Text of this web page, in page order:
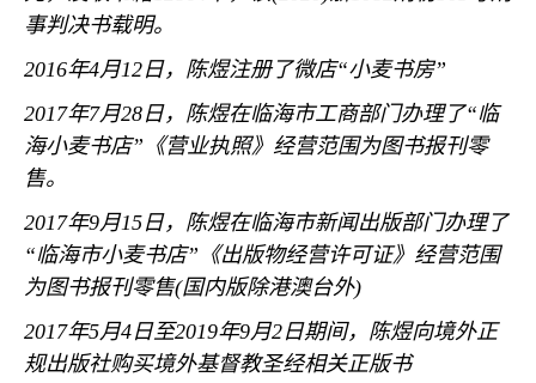
事判决书载明。
2016年4月12日，陈煜注册了微店“小麦书房”
2017年7月28日，陈煜在临海市工商部门办理了“临
海小麦书店” 《营业执照》经营范围为图书报刊零
售。
2017年9月15日，陈煜在临海市新闻出版部门办理了
“临海市小麦书店” 《出版物经营许可证》经营范围
为图书报刊零售(国内版除港澳台外)
2017年5月4日至2019年9月2日期间，陈煜向境外正
规出版社购买境外基督教圣经相关正版书